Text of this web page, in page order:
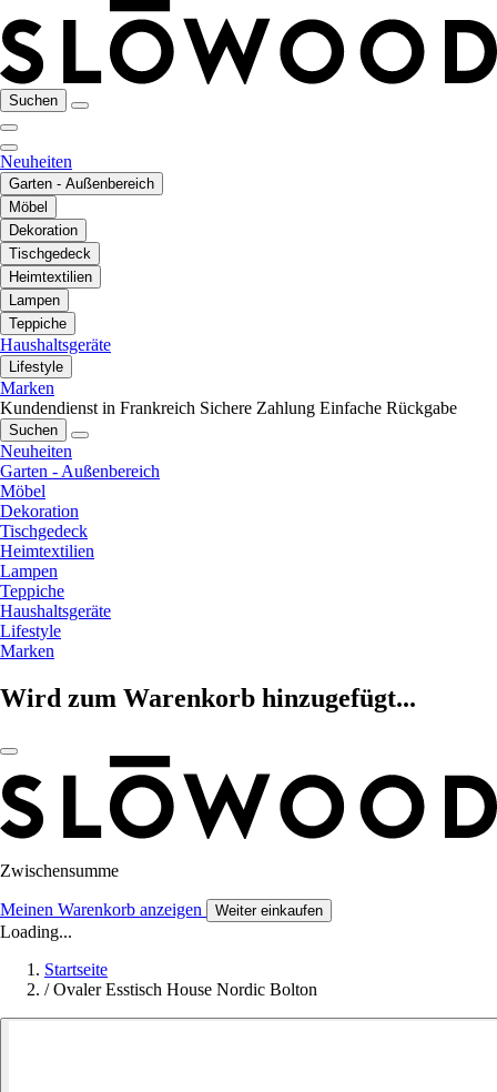
Suchen
Neuheiten
Garten - Außenbereich
Möbel
Dekoration
Tischgedeck
Heimtextilien
Lampen
Teppiche
Haushaltsgeräte
Lifestyle
Marken
Kundendienst in Frankreich Sichere Zahlung Einfache Rückgabe
Suchen
Neuheiten
Garten - Außenbereich
Möbel
Dekoration
Tischgedeck
Heimtextilien
Lampen
Teppiche
Haushaltsgeräte
Lifestyle
Marken
Wird zum Warenkorb hinzugefügt...
Zwischensumme
Meinen Warenkorb anzeigen Weiter einkaufen
Loading...
Startseite
/ Ovaler Esstisch House Nordic Bolton